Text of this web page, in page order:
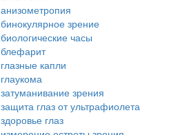
анизометропия
бинокулярное зрение
биологические часы
блефарит
глазные капли
глаукома
затуманивание зрения
защита глаз от ультрафиолета
здоровье глаз